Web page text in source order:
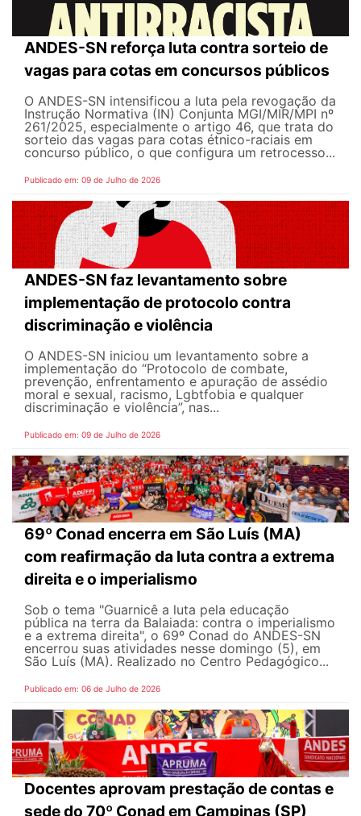
ANDES-SN reforça luta contra sorteio de
vagas para cotas em concursos públicos
O ANDES-SN intensificou a luta pela revogação da
Instrução Normativa (IN) Conjunta MGI/MIR/MPI nº
261/2025, especialmente o artigo 46, que trata do
sorteio das vagas para cotas étnico-raciais em
concurso público, o que configura um retrocesso...
Publicado em: 09 de Julho de 2026
ANDES-SN faz levantamento sobre
implementação de protocolo contra
discriminação e violência
O ANDES-SN iniciou um levantamento sobre a
implementação do “Protocolo de combate,
prevenção, enfrentamento e apuração de assédio
moral e sexual, racismo, Lgbtfobia e qualquer
discriminação e violência”, nas...
Publicado em: 09 de Julho de 2026
69º Conad encerra em São Luís (MA)
com reafirmação da luta contra a extrema
direita e o imperialismo
Sob o tema "Guarnicê a luta pela educação
pública na terra da Balaiada: contra o imperialismo
e a extrema direita", o 69º Conad do ANDES-SN
encerrou suas atividades nesse domingo (5), em
São Luís (MA). Realizado no Centro Pedagógico...
Publicado em: 06 de Julho de 2026
Docentes aprovam prestação de contas e
sede do 70º Conad em Campinas (SP)